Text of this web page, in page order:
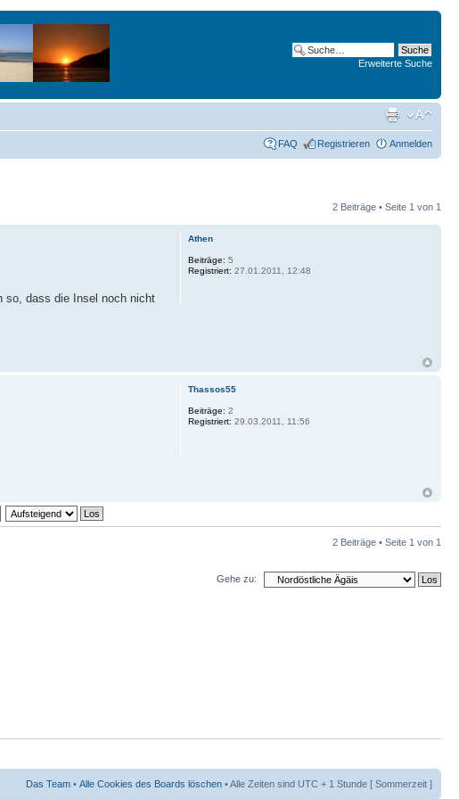
Erweiterte Suche
FAQ Registrieren Anmelden
2 Beiträge • Seite 1 von 1
so, dass die Insel noch nicht
Athen
Beiträge: 5
Registriert: 27.01.2011, 12:48
Thassos55
Beiträge: 2
Registriert: 29.03.2011, 11:56
2 Beiträge • Seite 1 von 1
Gehe zu:
Das Team • Alle Cookies des Boards löschen • Alle Zeiten sind UTC + 1 Stunde [ Sommerzeit ]